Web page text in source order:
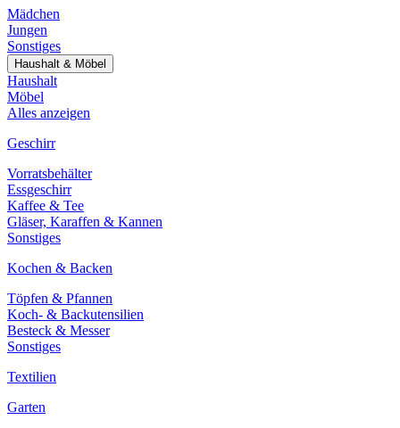
Mädchen
Jungen
Sonstiges
Haushalt & Möbel
Haushalt
Möbel
Alles anzeigen
Geschirr
Vorratsbehälter
Essgeschirr
Kaffee & Tee
Gläser, Karaffen & Kannen
Sonstiges
Kochen & Backen
Töpfen & Pfannen
Koch- & Backutensilien
Besteck & Messer
Sonstiges
Textilien
Garten